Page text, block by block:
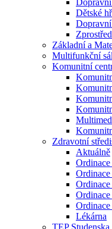
Dětské
Základní a
Multifunkční
Komunitní
Zdravotní
Aktuálně
Lékárna
TEP Studenska